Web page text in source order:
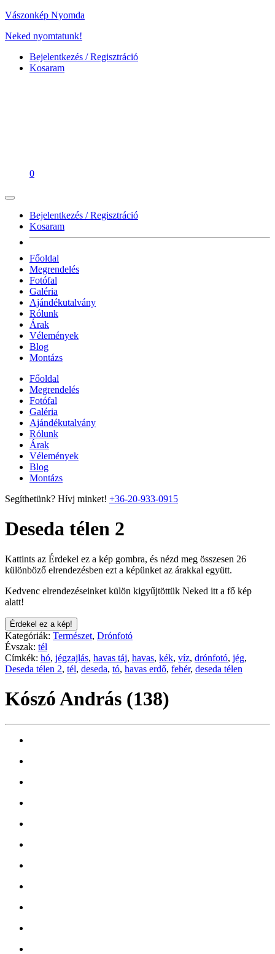
Vászonkép Nyomda
Neked nyomtatunk!
Bejelentkezés / Regisztráció
Kosaram
0
Bejelentkezés / Regisztráció
Kosaram
Főoldal
Megrendelés
Fotófal
Galéria
Ajándékutalvány
Rólunk
Árak
Vélemények
Blog
Montázs
Főoldal
Megrendelés
Fotófal
Galéria
Ajándékutalvány
Rólunk
Árak
Vélemények
Blog
Montázs
Segíthetünk? Hívj minket! +36-20-933-0915
Deseda télen 2
Kattints az Érdekel ez a kép gombra, és nézd meg összesen 26
különböző elrendezésben ezt a képünket az árakkal együtt.
Kedvenc elrendezéseinket külön kigyűjtöttük Neked itt a fő kép
alatt!
Érdekel ez a kép!
Kategóriák: Természet, Drónfotó
Évszak: tél
Címkék: hó, jégzajlás, havas táj, havas, kék, víz, drónfotó, jég,
Deseda télen 2, tél, deseda, tó, havas erdő, fehér, deseda télen
Kószó András (138)